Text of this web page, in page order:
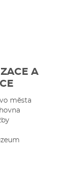
A
města